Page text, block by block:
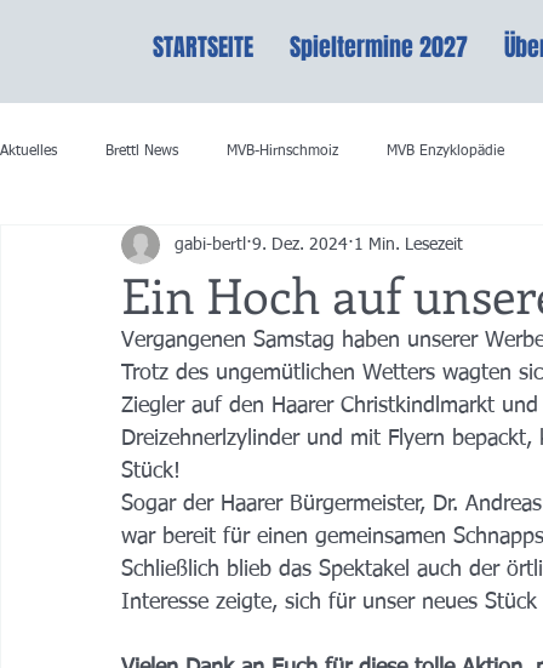
STARTSEITE Spieltermine 2027
Aktuelles Brettl News MVB-Hirnschmoiz MVB Enzyklopädie
Ein Hoch auf
gabi-bertl 9. Dez. 2024 1 Min. Lesezeit
Vergangenen Samstag haben unserer
Trotz des ungemütlichen Wetters wagten
Ziegler auf den Haarer Christkindlmarkt
Dreizehnerlzylinder und mit Flyern
Stück!
Sogar der Haarer Bürgermeister, Dr.
war bereit für einen gemeinsamen
Schließlich blieb das Spektakel auch der
Interesse zeigte, sich für unser neues